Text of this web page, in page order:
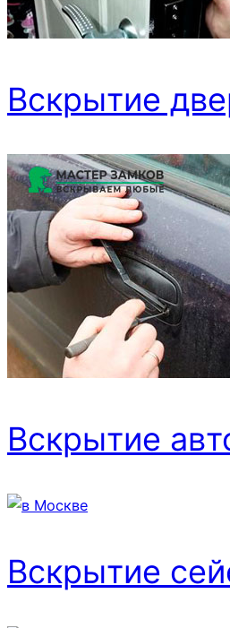
Вскрытие
Вскрытие
Вскрытие